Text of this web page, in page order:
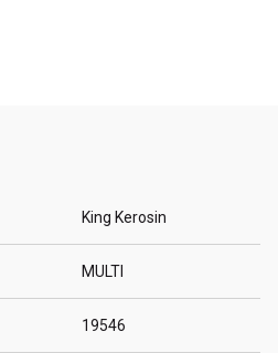
King Kerosin
MULTI
19546